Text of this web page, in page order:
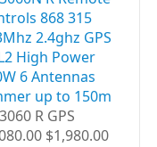
868 315
2.4ghz GPS
High Power
6 Antennas
up to 150m
R GPS
$1,980.00